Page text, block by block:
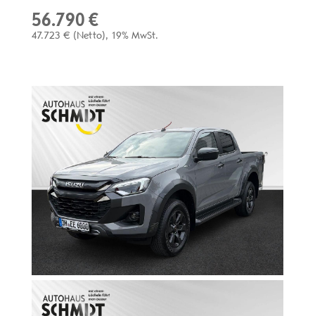
56.790 €
47.723 € (Netto) 19% MwSt.